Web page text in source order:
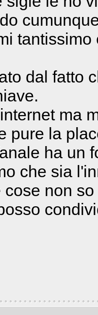
dal fatto
ma
pure la
ha un
che sia
cose non